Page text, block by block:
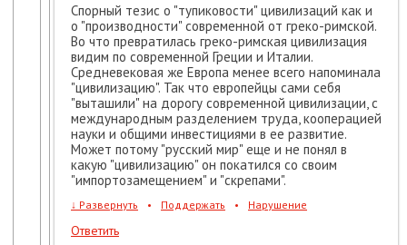
Спорный тезис о "тупиковости" цивилизаций как и
о "производности" современной от греко-римской.
Во что превратилась греко-римская цивилизация
видим по современной Греции и Италии.
Средневековая же Европа менее всего напоминала
"цивилизацию". Так что европейцы сами себя
"выташили" на дорогу современной цивилизации, с
международным разделением труда, кооперацией
науки и общими инвестициями в ее развитие.
Может потому "русский мир" еще и не понял в
какую "цивилизацию" он покатился со своим
"импортозамещением" и "скрепами".
↓ Развернуть • Поддержать • Нарушение
Ответить